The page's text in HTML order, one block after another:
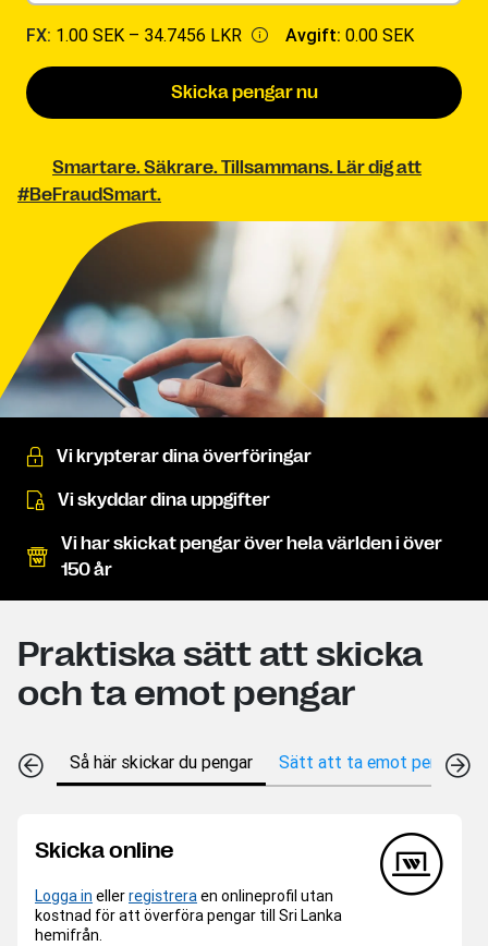
FX: 1.00 SEK – 34.7456 LKR Avgift: 0.00 SEK
Skicka pengar nu
Smartare. Säkrare. Tillsammans. Lär dig att
#BeFraudSmart.
Vi krypterar dina överföringar
Vi skyddar dina uppgifter
Vi har skickat pengar över hela världen i över
150 år
Praktiska sätt att skicka
och ta emot pengar
Så här skickar du pengar Sätt att ta emot pengar
Skicka online
Logga in ellerregistreraen onlineprofil utan
kostnad för att överföra pengar till Sri Lanka
hemifrån.